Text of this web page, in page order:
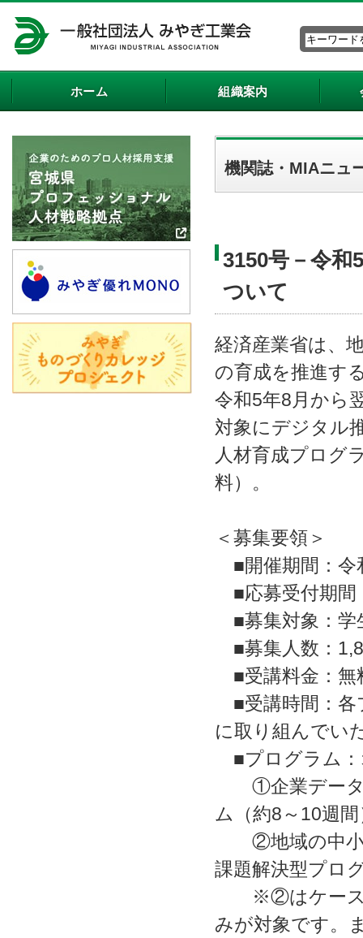
ホーム 組織案内
機関誌・MIAニュ
3150号－令和
ついて
経済産業省は、
の育成を推進す
令和5年8月から
対象にデジタル
人材育成プログ
料）。
＜募集要領＞
■開催期間：令
■応募受付期間
■募集対象：学
■募集人数：
■受講料金：無
■受講時間：各
に取り組んでい
■プログラム：
①企業データ
ム（約8～10週間
②地域の中小
課題解決型プロ
※②はケースス
みが対象です。